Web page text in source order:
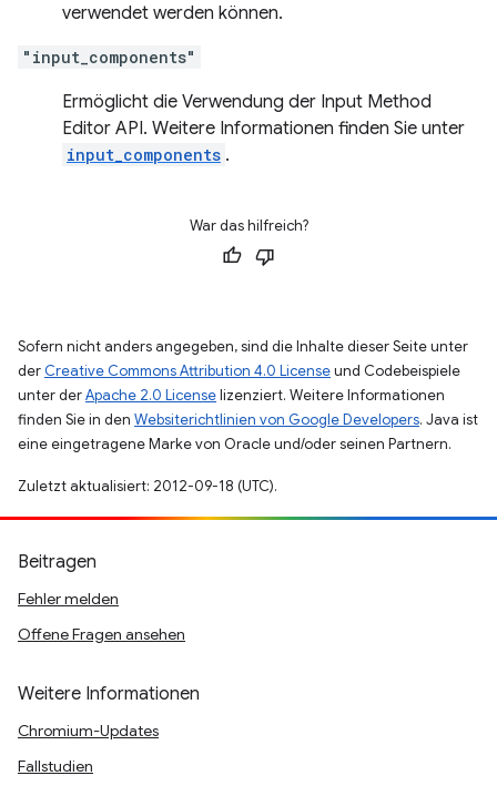
verwendet werden können.
"input_components"
Ermöglicht die Verwendung der Input Method
Editor API. Weitere Informationen finden Sie unter
input_components .
War das hilfreich?
Sofern nicht anders angegeben, sind die Inhalte dieser Seite unter
der Creative Commons Attribution 4.0 Licenseund Codebeispiele
unter derApache 2.0 Licenselizenziert. Weitere Informationen
finden Sie in den Websiterichtlinien von Google Developers. Java ist
eine eingetragene Marke von Oracle und/oder seinen Partnern.
Zuletzt aktualisiert: 2012-09-18 (UTC).
Beitragen
Fehler melden
Offene Fragen ansehen
Weitere Informationen
Chromium-Updates
Fallstudien